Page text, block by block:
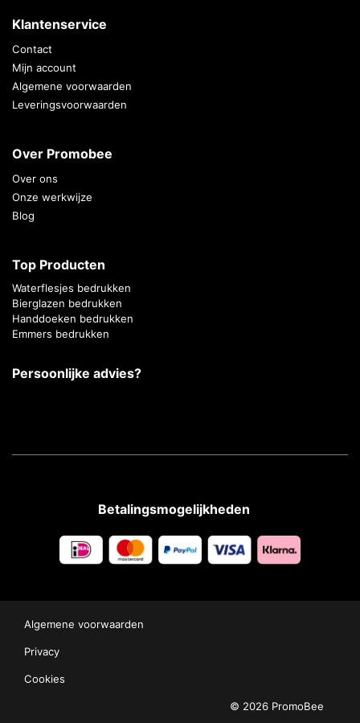
Klantenservice
Contact
Mijn account
Algemene voorwaarden
Leveringsvoorwaarden
Over Promobee
Over ons
Onze werkwijze
Blog
Top Producten
Waterflesjes bedrukken
Bierglazen bedrukken
Handdoeken bedrukken
Emmers bedrukken
Persoonlijke advies?
Betalingsmogelijkheden
Algemene voorwaarden
Privacy
Cookies
© 2026 PromoBee